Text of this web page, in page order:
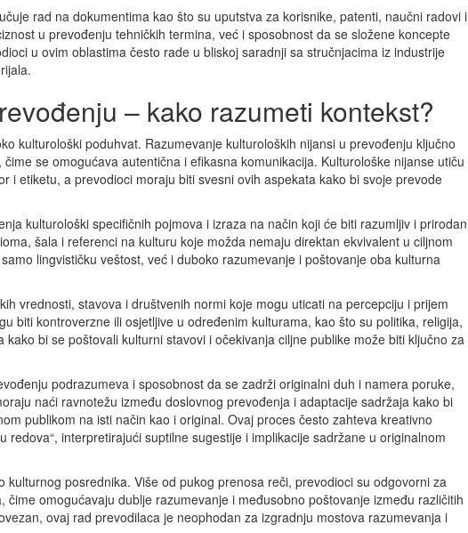
rad na dokumentima kao što su uputstva za korisnike, patenti, naučni radovi i
u prevođenju tehničkih termina, već i sposobnost da se složene koncepte
u ovim oblastima često rade u bliskoj saradnji sa stručnjacima iz industrije
– kako razumeti kontekst?
kulturološki poduhvat. Razumevanje kulturoloških nijansi u prevođenju ključno
čime se omogućava autentična i efikasna komunikacija. Kulturološke nijanse utiču
i etiketu, a prevodioci moraju biti svesni ovih aspekata kako bi svoje prevode
kulturološki specifičnih pojmova i izraza na način koji će biti razumljiv i prirodan
šala i referenci na kulturu koje možda nemaju direktan ekvivalent u ciljnom
lingvističku veštost, već i duboko razumevanje i poštovanje oba kulturna
vrednosti, stavova i društvenih normi koje mogu uticati na percepciju i prijem
biti kontroverzne ili osjetljive u određenim kulturama, kao što su politika, religija,
bi se poštovali kulturni stavovi i očekivanja ciljne publike može biti ključno za
podrazumeva i sposobnost da se zadrži originalni duh i namera poruke,
naći ravnotežu između doslovnog prevođenja i adaptacije sadržaja kako bi
publikom na isti način kao i original. Ovaj proces često zahteva kreativno
redova“, interpretirajući suptilne sugestije i implikacije sadržane u originalnom
posrednika. Više od pukog prenosa reči, prevodioci su odgovorni za
omogućavaju dublje razumevanje i međusobno poštovanje između različitih
ovaj rad prevodilaca je neophodan za izgradnju mostova razumevanja i